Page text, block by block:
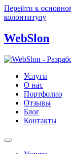
Перейти к
колонтитулу
WebSlon
Услуги
О нас
Портфолио
Отзывы
Блог
Контакты